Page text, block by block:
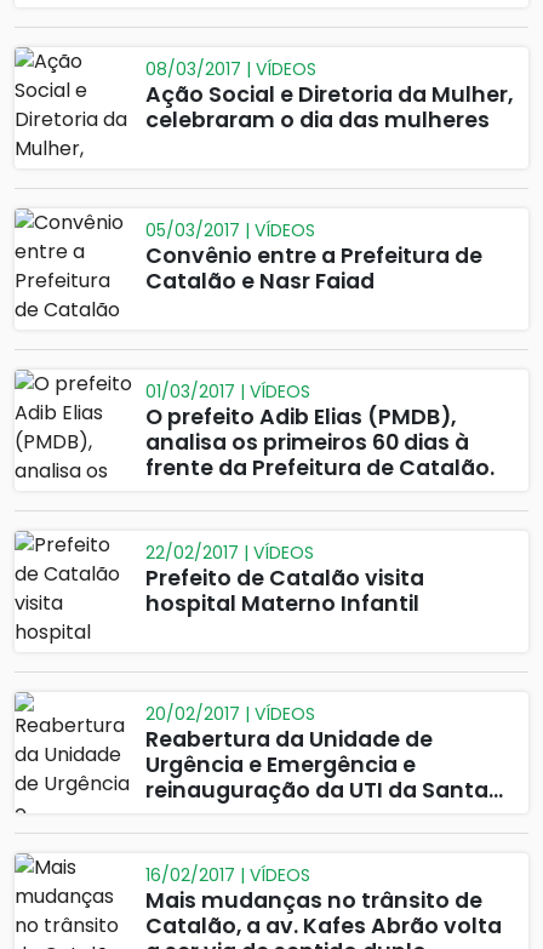
08/03/2017 | VÍDEOS
Ação Social e Diretoria da Mulher,
celebraram o dia das mulheres
05/03/2017 | VÍDEOS
Convênio entre a Prefeitura de
Catalão e Nasr Faiad
01/03/2017 | VÍDEOS
O prefeito Adib Elias (PMDB),
analisa os primeiros 60 dias à
frente da Prefeitura de Catalão.
22/02/2017 | VÍDEOS
Prefeito de Catalão visita
hospital Materno Infantil
20/02/2017 | VÍDEOS
Reabertura da Unidade de
Urgência e Emergência e
reinauguração da UTI da Santa
16/02/2017 | VÍDEOS
Mais mudanças no trânsito de
Catalão, a av. Kafes Abrão volta